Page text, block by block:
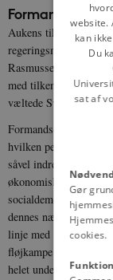
Aukens
regeringsmagten
Rasmussen - med
med tilkendegivelser
væltede Svend Auken
Formandsopgøret
hvilken person, der
såvel indre
økonomiske politik.
socialdemokratiske
dennes nære
linje med fokus på
fløjkampe i partiet
helet under Helle
website.
kan
Du
sat af
Gør
cookies.